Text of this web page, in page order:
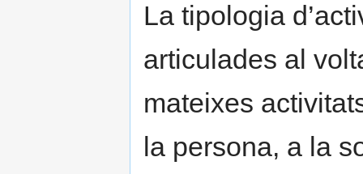
La tipologia
articulades al
mateixes
la persona, a la